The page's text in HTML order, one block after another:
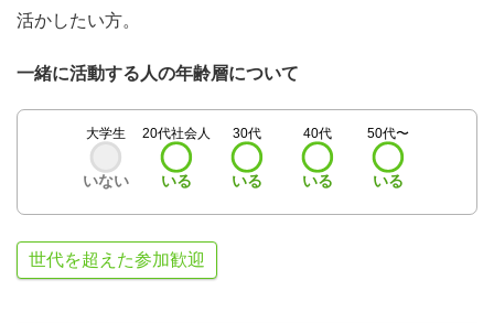
活かしたい方。
一緒に活動する人の年齢層について
大学生
いない
20代社会人
いる
30代
いる
40代
いる
50代〜
いる
世代を超えた参加歓迎